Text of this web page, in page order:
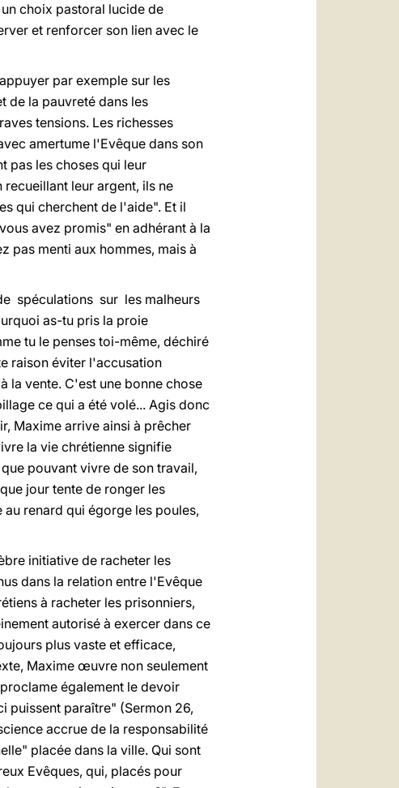
choix pastoral lucide de
et renforcer son lien avec le
par exemple sur les
de la pauvreté dans les
tensions. Les richesses
amertume l'Evêque dans son
pas les choses qui leur
leur argent, ils ne
qui cherchent de l'aide". Et il
avez promis" en adhérant à la
pas menti aux hommes, mais à
spéculations sur les malheurs
as-tu pris la proie
tu le penses toi-même, déchiré
raison éviter l'accusation
la vente. C'est une bonne chose
ce qui a été volé... Agis donc
Maxime arrive ainsi à prêcher
la vie chrétienne signifie
pouvant vivre de son travail,
jour tente de ronger les
renard qui égorge les poules,
initiative de racheter les
dans la relation entre l'Evêque
à racheter les prisonniers,
autorisé à exercer dans ce
plus vaste et efficace,
Maxime œuvre non seulement
également le devoir
puissent paraître" (Sermon 26,
accrue de la responsabilité
placée dans la ville. Qui sont
Evêques, qui, placés pour